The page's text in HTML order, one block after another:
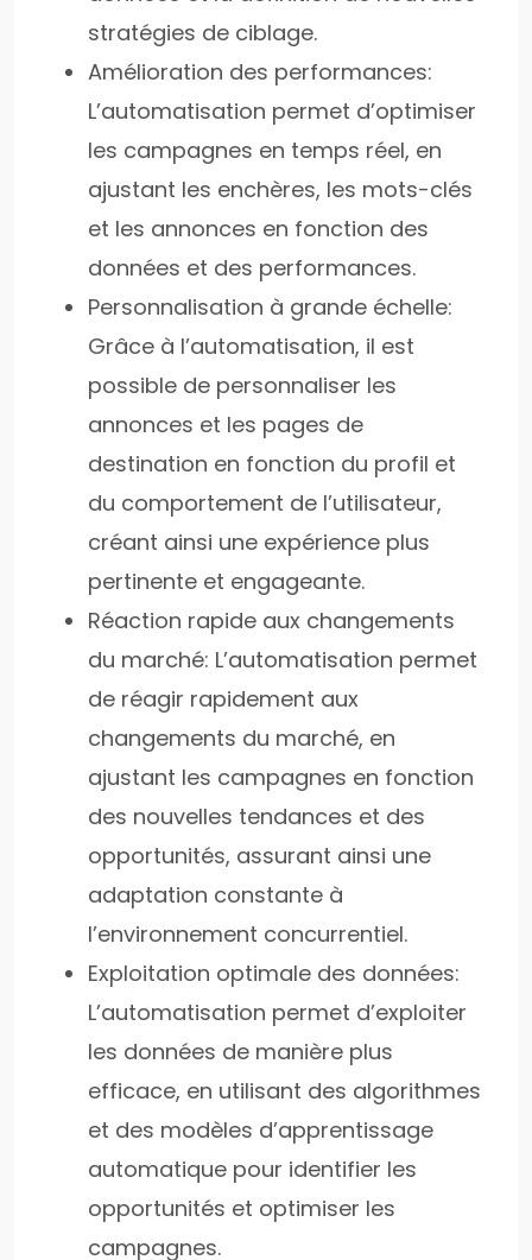
stratégies de ciblage.
Amélioration des performances:
L’automatisation permet d’optimiser
les campagnes en temps réel, en
ajustant les enchères, les mots-clés
et les annonces en fonction des
données et des performances.
Personnalisation à grande échelle:
Grâce à l’automatisation, il est
possible de personnaliser les
annonces et les pages de
destination en fonction du profil et
du comportement de l’utilisateur,
créant ainsi une expérience plus
pertinente et engageante.
Réaction rapide aux changements
du marché: L’automatisation permet
de réagir rapidement aux
changements du marché, en
ajustant les campagnes en fonction
des nouvelles tendances et des
opportunités, assurant ainsi une
adaptation constante à
l’environnement concurrentiel.
Exploitation optimale des données:
L’automatisation permet d’exploiter
les données de manière plus
efficace, en utilisant des algorithmes
et des modèles d’apprentissage
automatique pour identifier les
opportunités et optimiser les
campagnes.